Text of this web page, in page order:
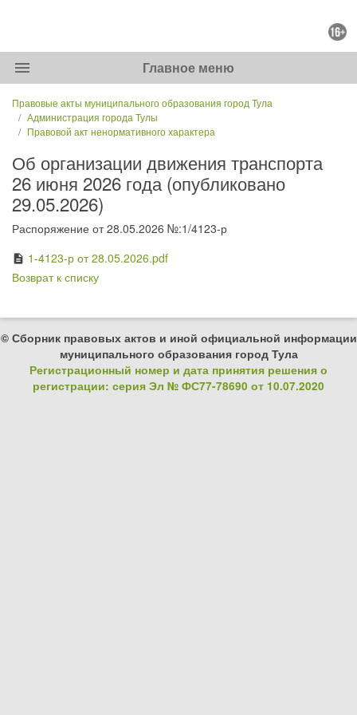
menu Главное меню
Правовые акты муниципального образования город Тула
Администрация города Тулы
Правовой акт ненормативного характера
Об организации движения транспорта
26 июня 2026 года (опубликовано
29.05.2026)
Распоряжение от 28.05.2026 №:1/4123-р
description 1-4123-р от 28.05.2026.pdf
Возврат к списку
© Сборник правовых актов и иной официальной информации
муниципального образования город Тула
Регистрационный номер и дата принятия решения о
регистрации: серия Эл № ФС77-78690 от 10.07.2020